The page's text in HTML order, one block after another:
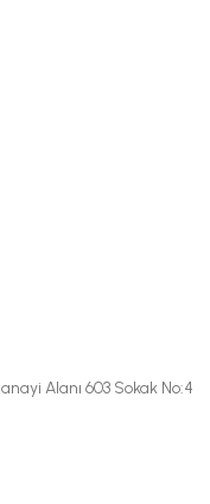
Alanı 603 Sokak No:4